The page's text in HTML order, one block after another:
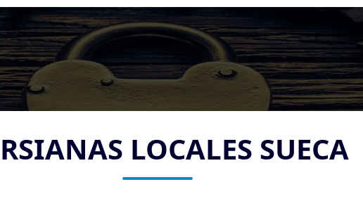
LOCALES SUECA